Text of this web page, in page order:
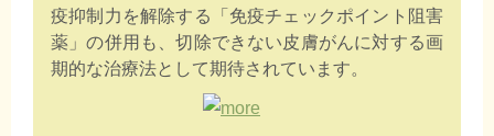
疫抑制力を解除する「免疫チェックポイント阻害
薬」の併用も、切除できない皮膚がんに対する画
期的な治療法として期待されています。